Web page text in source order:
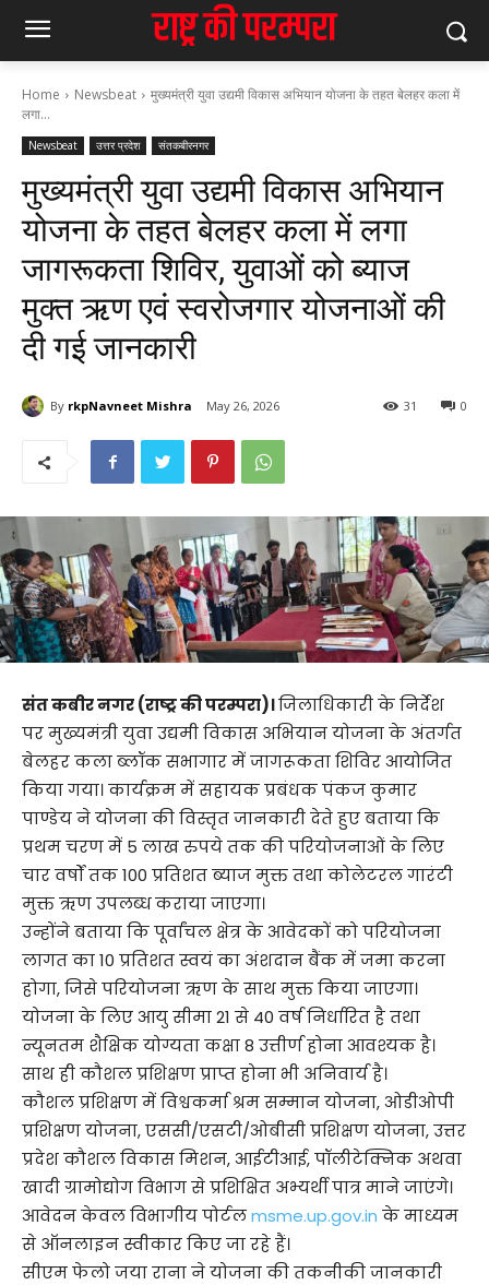
Home Newsbeat
मुख्यमंत्री युवा उद्यमी विकास अभियान योजना के तहत बेलहर कला में
लगा...
Newsbeat उत्तर प्रदेश संतकबीरनगर
मुख्यमंत्री युवा उद्यमी विकास अभियान
योजना के तहत बेलहर कला में लगा
जागरूकता शिविर, युवाओं को ब्याज
मुक्त ऋण एवं स्वरोजगार योजनाओं की
दी गई जानकारी
By rkpNavneet Mishra May 26, 2026 0
31
संत कबीर नगर (राष्ट्र की परम्परा)।जिलाधिकारी के निर्देश
पर मुख्यमंत्री युवा उद्यमी विकास अभियान योजना के अंतर्गत
बेलहर कला ब्लॉक सभागार में जागरूकता शिविर आयोजित
किया गया। कार्यक्रम में सहायक प्रबंधक पंकज कुमार
पाण्डेय ने योजना की विस्तृत जानकारी देते हुए बताया कि
प्रथम चरण में 5 लाख रुपये तक की परियोजनाओं के लिए
चार वर्षों तक 100 प्रतिशत ब्याज मुक्त तथा कोलेटरल गारंटी
मुक्त ऋण उपलब्ध कराया जाएगा।
उन्होंने बताया कि पूर्वांचल क्षेत्र के आवेदकों को परियोजना
लागत का 10 प्रतिशत स्वयं का अंशदान बैंक में जमा करना
होगा, जिसे परियोजना ऋण के साथ मुक्त किया जाएगा।
योजना के लिए आयु सीमा 21 से 40 वर्ष निर्धारित है तथा
न्यूनतम शैक्षिक योग्यता कक्षा 8 उत्तीर्ण होना आवश्यक है।
साथ ही कौशल प्रशिक्षण प्राप्त होना भी अनिवार्य है।
कौशल प्रशिक्षण में विश्वकर्मा श्रम सम्मान योजना, ओडीओपी
प्रशिक्षण योजना, एससी/एसटी/ओबीसी प्रशिक्षण योजना, उत्तर
प्रदेश कौशल विकास मिशन, आईटीआई, पॉलीटेक्निक अथवा
खादी ग्रामोद्योग विभाग से प्रशिक्षित अभ्यर्थी पात्र माने जाएंगे।
आवेदन केवल विभागीय पोर्टलmsme.up.gov.in के माध्यम
से ऑनलाइन स्वीकार किए जा रहे हैं।
सीएम फेलो जया राना ने योजना की तकनीकी जानकारी